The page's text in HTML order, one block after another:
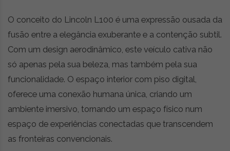
O conceito do Lincoln L100 é uma expressão ousada da
fusão entre a elegância exuberante e a contenção subtil.
Com um design aerodinâmico, este veículo cativa não
só apenas pela sua beleza, mas também pela sua
funcionalidade. O espaço interior com piso digital,
oferece uma conexão humana única, criando um
ambiente imersivo, tornando um espaço físico num
espaço de experiências conectadas que transcendem
as fronteiras convencionais.